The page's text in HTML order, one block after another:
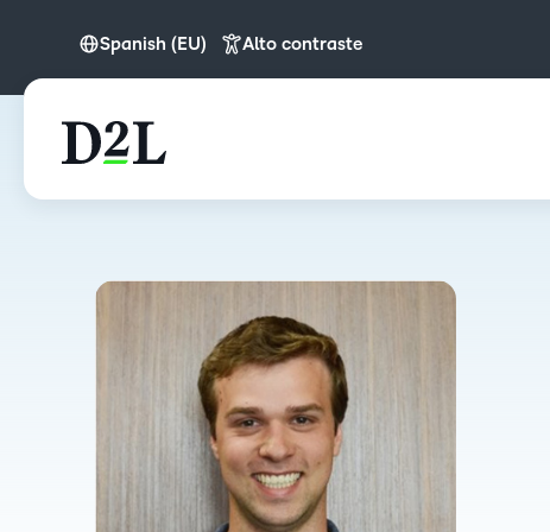
Spanish (EU)
English
Spanish (EU)
Alto contraste